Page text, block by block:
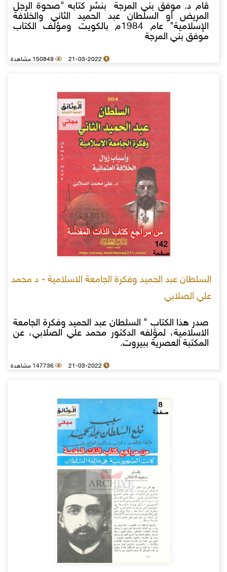
قام د. موفق بني المرجة بنشر كتابه "صحوة الرجل
المريض أو السلطان عبد الحميد الثاني والخلافة
الإسلامية" عام 1984م بالكويت ومؤلف الكتاب
موفق بني المرجة
21-03-2022 150849 مشاهدة
السلطان عبد الحميد وفكرة الجامعة الاسلامية - د محمد
علي الصلابي
صدر هذا الكتاب " السلطان عبد الحميد وفكرة الجامعة
الاسلامية، لمؤلفه الدكتور محمد علي الصلابي، عن
المكتبة العصرية ببيروت.
21-03-2022 147736 مشاهدة